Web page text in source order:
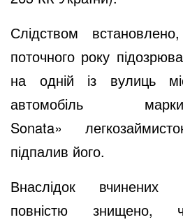
Слідством
поточного року
на одній із вулиць
автомобіль
Sonata»
підпалив його.
Внаслідок
повністю знищено,